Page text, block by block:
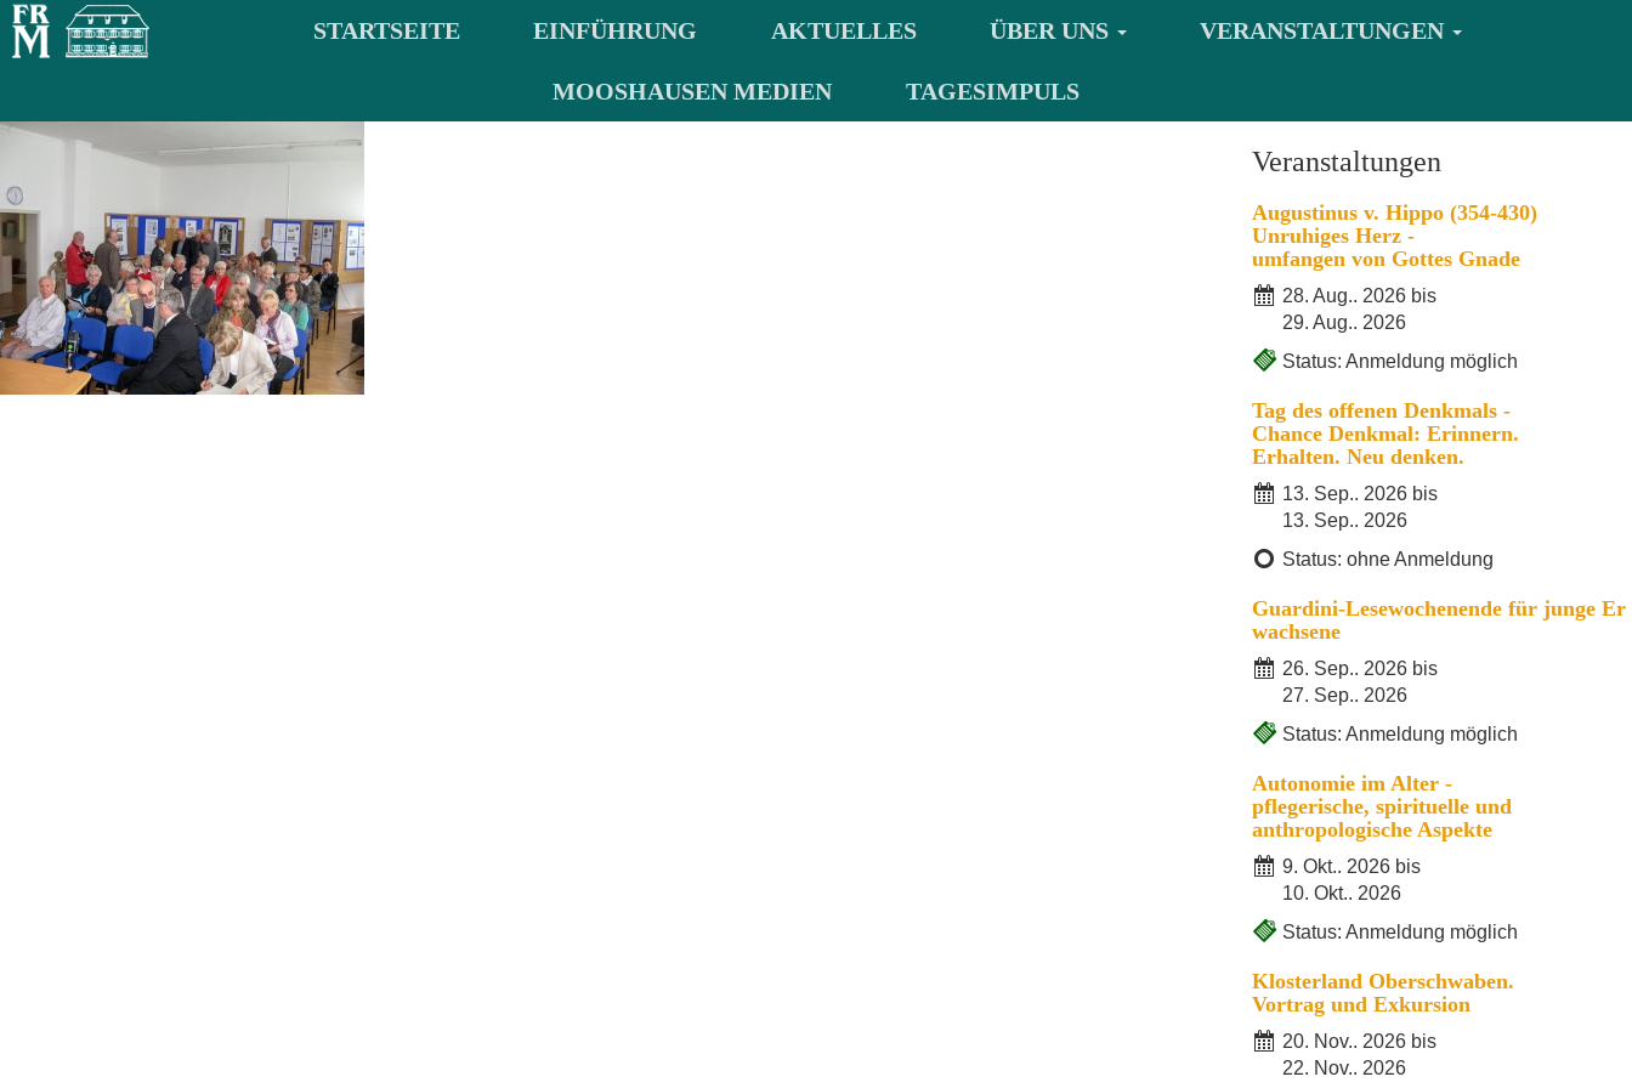
STARTSEITE EINFÜHRUNG AKTUELLES ÜBER UNS VERANSTALTUNGEN
MOOSHAUSEN MEDIEN TAGESIMPULS
Veranstaltungen
Augustinus v. Hippo (354-430)
Unruhiges Herz -
umfangen von Gottes Gnade
28. Aug.. 2026 bis
29. Aug.. 2026
Status: Anmeldung möglich
Tag des offenen Denkmals -
Chance Denkmal: Erinnern.
Erhalten. Neu denken.
13. Sep.. 2026 bis
13. Sep.. 2026
Status: ohne Anmeldung
Guardini-Lesewochenende für junge Er
wachsene
26. Sep.. 2026 bis
27. Sep.. 2026
Status: Anmeldung möglich
Autonomie im Alter -
pflegerische, spirituelle und
anthropologische Aspekte
9. Okt.. 2026 bis
10. Okt.. 2026
Status: Anmeldung möglich
Klosterland Oberschwaben.
Vortrag und Exkursion
20. Nov.. 2026 bis
22. Nov.. 2026